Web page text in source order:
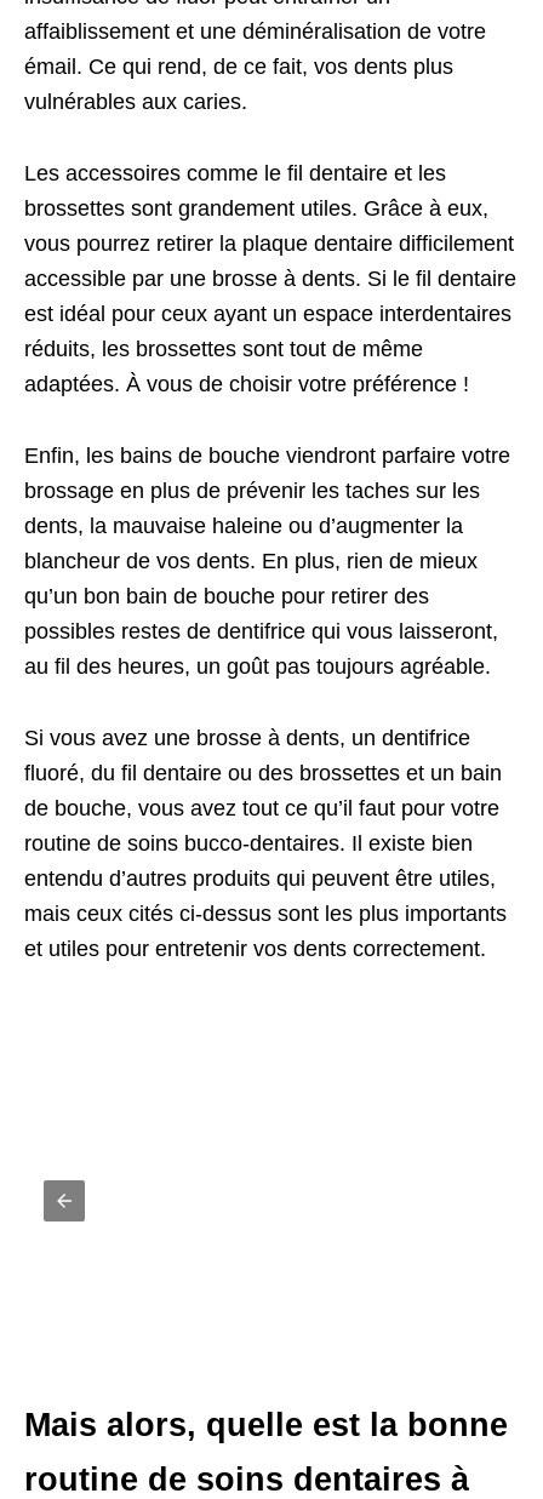
affaiblissement et une déminéralisation de votre
émail. Ce qui rend, de ce fait, vos dents plus
vulnérables aux caries.
Les accessoires comme le fil dentaire et les
brossettes sont grandement utiles. Grâce à eux,
vous pourrez retirer la plaque dentaire difficilement
accessible par une brosse à dents. Si le fil dentaire
est idéal pour ceux ayant un espace interdentaires
réduits, les brossettes sont tout de même
adaptées. À vous de choisir votre préférence !
Enfin, les bains de bouche viendront parfaire votre
brossage en plus de prévenir les taches sur les
dents, la mauvaise haleine ou d’augmenter la
blancheur de vos dents. En plus, rien de mieux
qu’un bon bain de bouche pour retirer des
possibles restes de dentifrice qui vous laisseront,
au fil des heures, un goût pas toujours agréable.
Si vous avez une brosse à dents, un dentifrice
fluoré, du fil dentaire ou des brossettes et un bain
de bouche, vous avez tout ce qu’il faut pour votre
routine de soins bucco-dentaires. Il existe bien
entendu d’autres produits qui peuvent être utiles,
mais ceux cités ci-dessus sont les plus importants
et utiles pour entretenir vos dents correctement.
Mais alors, quelle est la bonne
routine de soins dentaires à